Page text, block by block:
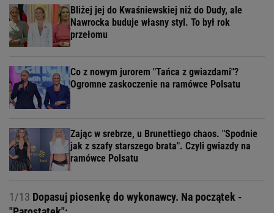
Bliżej jej do Kwaśniewskiej niż do Dudy, ale
Nawrocka buduje własny styl. To był rok
przełomu
Co z nowym jurorem "Tańca z gwiazdami"?
Ogromne zaskoczenie na ramówce Polsatu
Zając w srebrze, u Brunettiego chaos. "Spodnie
jak z szafy starszego brata". Czyli gwiazdy na
ramówce Polsatu
1/13 Dopasuj piosenkę do wykonawcy. Na początek -